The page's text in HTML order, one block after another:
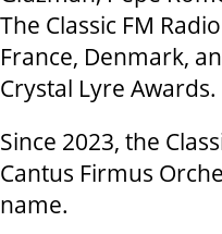
The Classic FM
France, Denmark,
Crystal Lyre Awards.
Since 2023, the
Cantus Firmus
name.